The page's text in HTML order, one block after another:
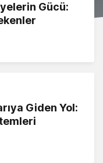
Gücü:
Giden Yol: